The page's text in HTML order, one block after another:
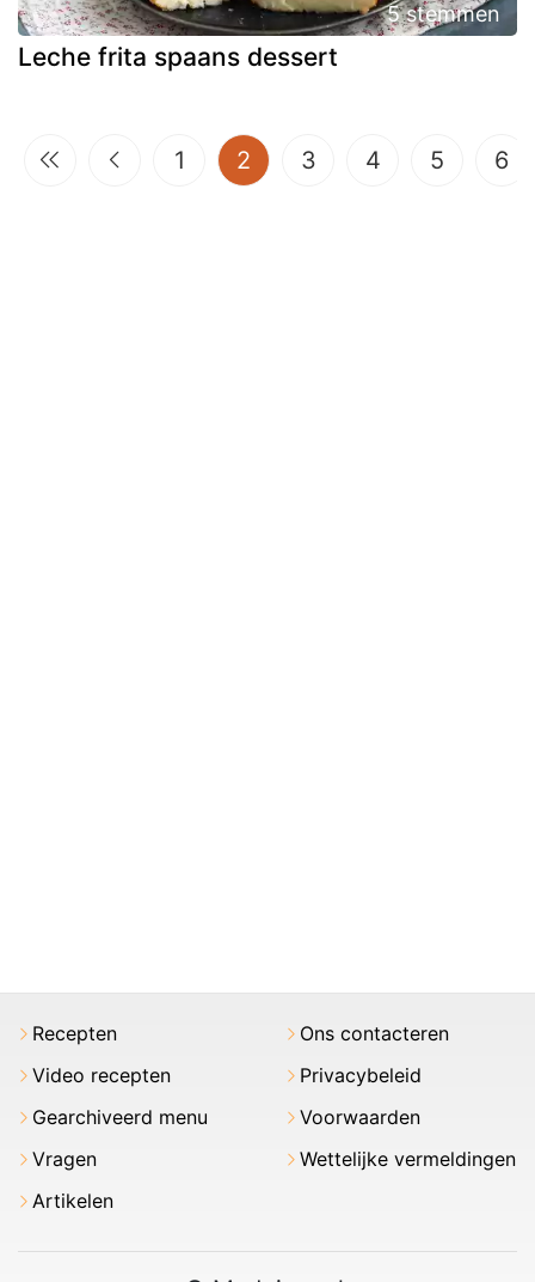
5 stemmen
Leche frita spaans dessert
1 2 (current)
3 4 5 6
Recepten
Video recepten
Gearchiveerd menu
Vragen
Artikelen
Ons contacteren
Privacybeleid
Voorwaarden
Wettelijke vermeldingen